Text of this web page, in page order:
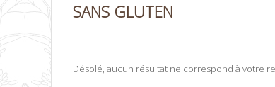
SANS GLUTEN
Désolé, aucun résultat ne correspond à votre